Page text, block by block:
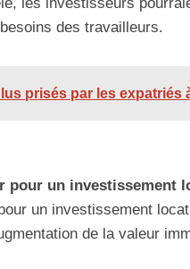
des travailleurs.
prisés par les expatriés
pour un investissement
un investissement
de la valeur